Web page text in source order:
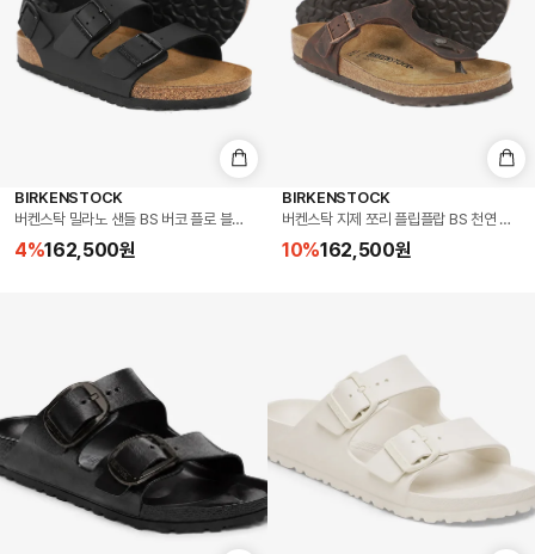
BIRKENSTOCK
버켄스탁 밀라노 샌들 BS 버코 플로 블랙 Made in Germany (0034793)
4%162,500원
BIRKENSTOCK
버켄스탁 지제 쪼리 플립플랍 BS 천연
10%162,500원